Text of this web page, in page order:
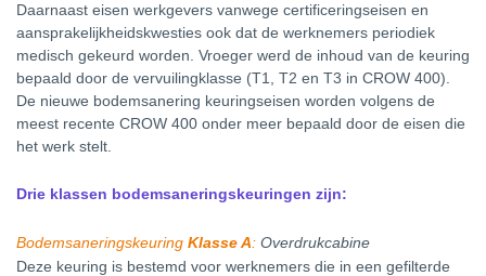
Daarnaast eisen werkgevers vanwege certificeringseisen en
aansprakelijkheidskwesties ook dat de werknemers periodiek
medisch gekeurd worden. Vroeger werd de inhoud van de keuring
bepaald door de vervuilingklasse (T1, T2 en T3 in CROW 400)
De nieuwe bodemsanering keuringseisen worden volgens de
meest recente CROW 400 onder meer bepaald door de eisen die
het werk stelt.
Drie klassen bodemsaneringskeuringen zijn:
Bodemsaneringskeuring Klasse A: Overdrukcabine
Deze keuring is bestemd voor werknemers die in een gefilterde